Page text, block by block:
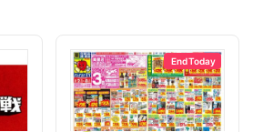
End Today